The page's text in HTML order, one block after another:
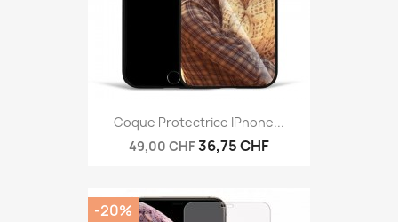
Coque Protectrice IPhone...
49,00 CHF36,75 CHF
-20%